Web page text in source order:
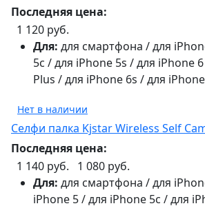
Последняя цена:
1 120 руб.
Для: для смартфона / для
5c / для iPhone 5s / для iPhone
Plus / для iPhone 6s / для
Нет в наличии
Селфи палка Kjstar Wireless Self
Последняя цена:
1 140 руб.
1 080 руб.
Для: для смартфона / для
iPhone 5 / для iPhone 5c / для